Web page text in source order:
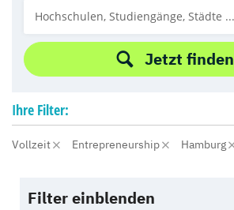
Jetzt finden
Ihre Filter:
Vollzeit Entrepreneurship Hamburg
Filter einblenden